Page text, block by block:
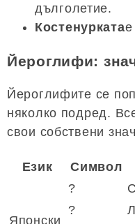
дълголетие.
Костенурката
Йероглифи:
Йероглифите се
няколко подред.
свои собствени
Език Символ
Японски
?
?